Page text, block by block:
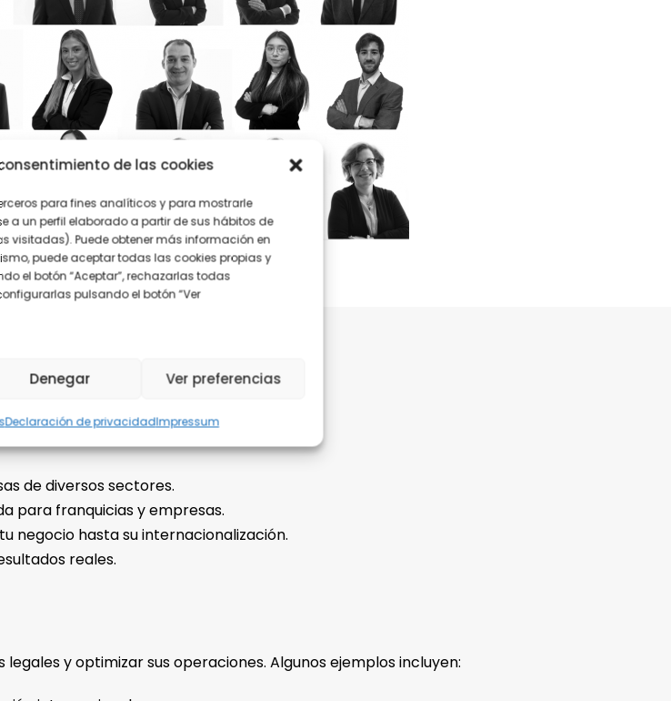
de las cookies
para fines analíticos y para mostrarle
a un perfil elaborado a partir de sus hábitos de
visitadas). Puede obtener más información en
puede aceptar todas las cookies propias y
el botón “Aceptar”, rechazarlas todas
pulsando el botón “Ver
Denegar Ver preferencias
Declaración de privacidadImpressum
Y EMPRESAS
de diversos sectores.
para franquicias y empresas.
negocio hasta su internacionalización.
reales.
y optimizar sus operaciones. Algunos ejemplos incluyen: